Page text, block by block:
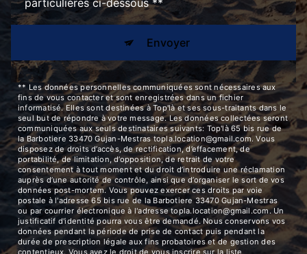
particulières ci-dessous **
Envoyer
** Les données personnelles communiquées sont nécessaires aux
fins de vous contacter et sont enregistrées dans un fichier
informatisé. Elles sont destinées à Top'là et ses sous-traitants dans le
seul but de répondre à votre message. Les données collectées seront
communiquées aux seuls destinataires suivants: Top'là 65 bis rue de
la Barbotiere 33470 Gujan-Mestras topla.location@gmail.com. Vous
disposez de droits d’accès, de rectification, d’effacement, de
portabilité, de limitation, d’opposition, de retrait de votre
consentement à tout moment et du droit d’introduire une réclamation
auprès d’une autorité de contrôle, ainsi que d’organiser le sort de vos
données post-mortem. Vous pouvez exercer ces droits par voie
postale à l'adresse 65 bis rue de la Barbotiere 33470 Gujan-Mestras
ou par courrier électronique à l'adresse topla.location@gmail.com. Un
justificatif d'identité pourra vous être demandé. Nous conservons vos
données pendant la période de prise de contact puis pendant la
durée de prescription légale aux fins probatoires et de gestion des